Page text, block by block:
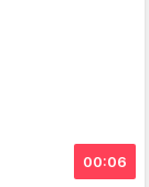
00:06